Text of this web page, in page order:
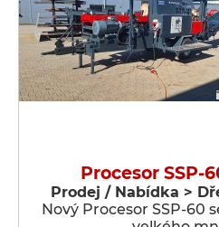
Procesor SSP-
Prodej / Nabídka >
Nový Procesor SSP-60